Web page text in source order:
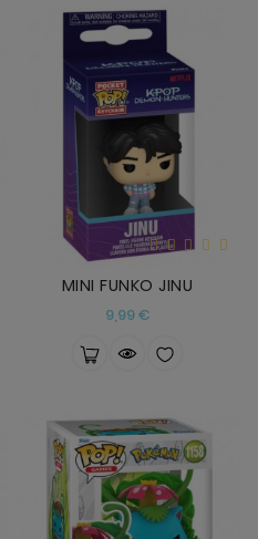
MINI FUNKO JINU
9,99 €Precio